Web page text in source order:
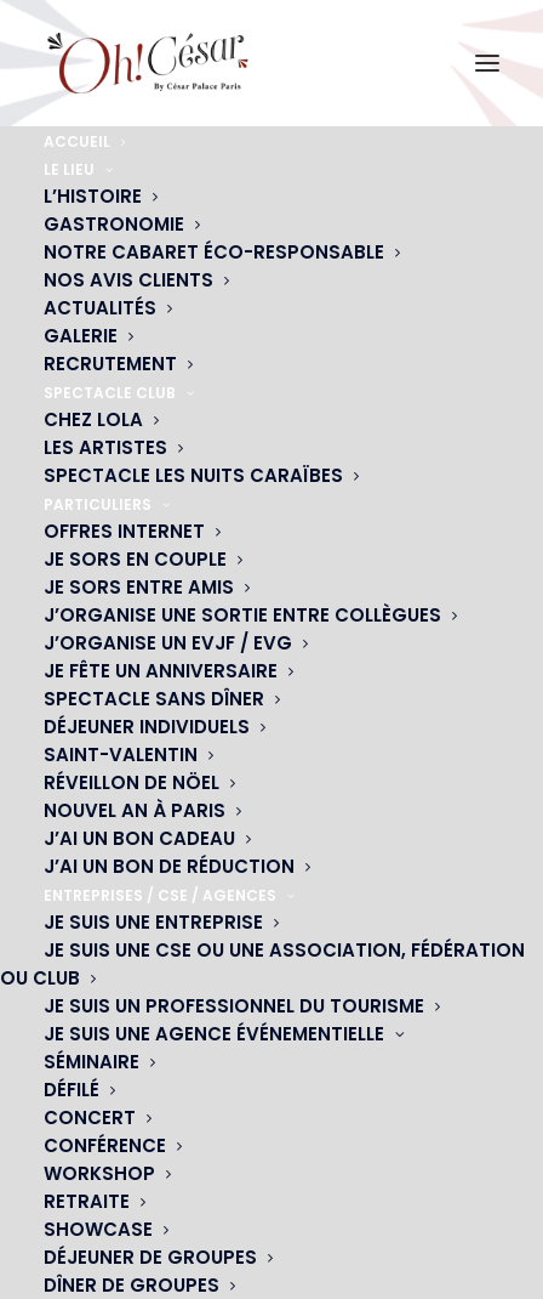
ACCUEIL
LE LIEU
L’HISTOIRE
GASTRONOMIE
NOTRE CABARET ÉCO-RESPONSABLE
NOS AVIS CLIENTS
ACTUALITÉS
GALERIE
RECRUTEMENT
SPECTACLE CLUB
CHEZ LOLA
LES ARTISTES
SPECTACLE LES NUITS CARAÏBES
PARTICULIERS
OFFRES INTERNET
JE SORS EN COUPLE
JE SORS ENTRE AMIS
J’ORGANISE UNE SORTIE ENTRE COLLÈGUES
J’ORGANISE UN EVJF / EVG
JE FÊTE UN ANNIVERSAIRE
SPECTACLE SANS DÎNER
DÉJEUNER INDIVIDUELS
SAINT-VALENTIN
RÉVEILLON DE NÖEL
NOUVEL AN À PARIS
J’AI UN BON CADEAU
J’AI UN BON DE RÉDUCTION
ENTREPRISES / CSE / AGENCES
JE SUIS UNE ENTREPRISE
JE SUIS UNE CSE OU UNE ASSOCIATION, FÉDÉRATION
OU CLUB
JE SUIS UN PROFESSIONNEL DU TOURISME
JE SUIS UNE AGENCE ÉVÉNEMENTIELLE
SÉMINAIRE
DÉFILÉ
CONCERT
CONFÉRENCE
WORKSHOP
RETRAITE
SHOWCASE
DÉJEUNER DE GROUPES
DÎNER DE GROUPES
privatisation-cesar-show-culinaire
Accueil Privatisation
OH! CÉSAR
|
23 avenue du Maine 75015 PARIS